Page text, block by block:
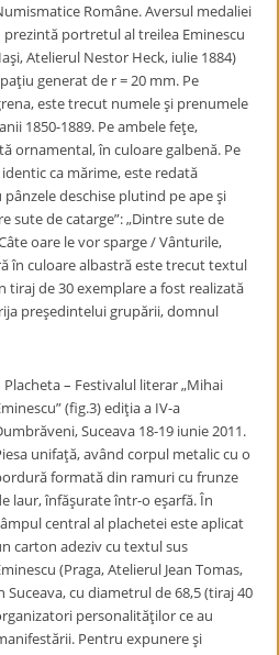
Române. Aversul medaliei
prezintă portretul al treilea Eminescu
Atelierul Nestor Heck, iulie 1884)
generat de r = 20 mm. Pe
este trecut numele şi prenumele
1850-1889. Pe ambele feţe,
ornamental, în culoare galbenă. Pe
ca mărime, este redată
deschise plutind pe ape şi
sute de catarge”: „Dintre sute de
oare le vor sparge / Vânturile,
în culoare albastră este trecut textul
tiraj de 30 exemplare a fost realizată
preşedintelui grupării, domnul
Placheta – Festivalul literar „Mihai
(fig.3) ediţia a IV-a
Suceava 18-19 iunie 2011.
unifaţă, având corpul metalic cu o
formată din ramuri cu frunze
laur, înfăşurate într-o eşarfă. În
central al plachetei este aplicat
carton adeziv cu textul sus
(Praga, Atelierul Jean Tomas,
Suceava, cu diametrul de 68,5 (tiraj 40
personalităţilor ce au
Pentru expunere şi